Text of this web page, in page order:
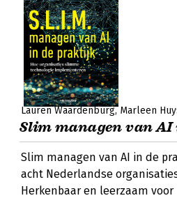
Lauren Waardenburg Marleen
Slim managen van
Slim managen van AI in de
acht Nederlandse
Herkenbaar en leerzaam